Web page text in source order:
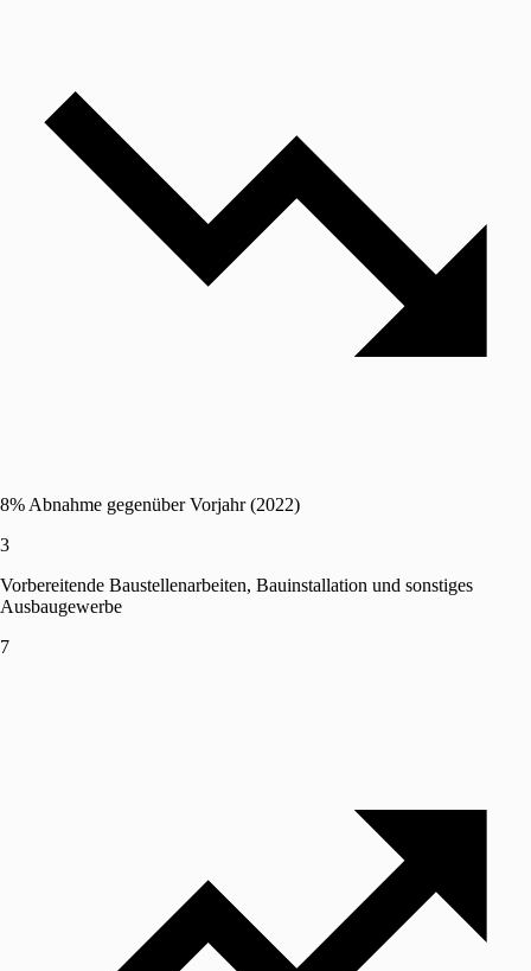
8% Abnahme gegenüber Vorjahr (2022)
3
Vorbereitende Baustellenarbeiten, Bauinstallation und sonstiges
Ausbaugewerbe
7